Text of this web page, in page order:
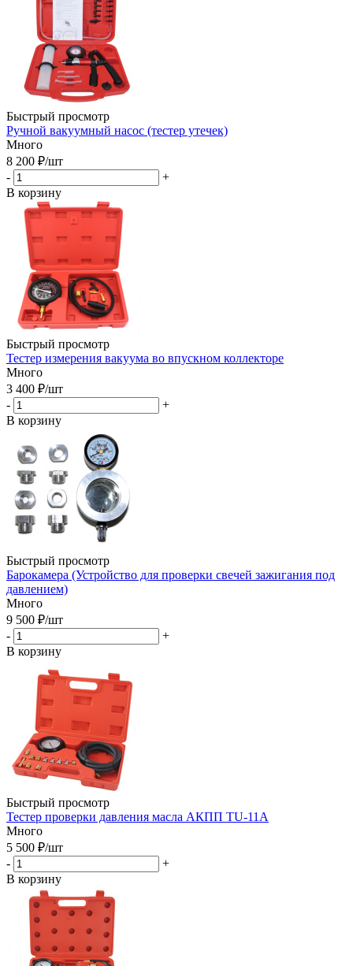
Быстрый просмотр
Ручной вакуумный насос (тестер утечек)
Много
8 200 ₽/шт
-
+
В корзину
Быстрый просмотр
Тестер измерения вакуума во впускном коллекторе
Много
3 400 ₽/шт
-
+
В корзину
Быстрый просмотр
Барокамера (Устройство для проверки свечей зажигания под
давлением)
Много
9 500 ₽/шт
-
+
В корзину
Быстрый просмотр
Тестер проверки давления масла АКПП TU-11A
Много
5 500 ₽/шт
-
+
В корзину